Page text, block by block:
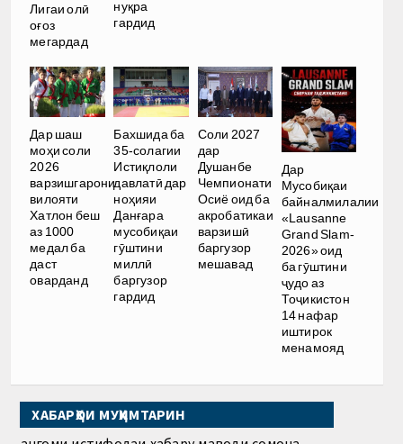
Лигаи олӣ
оғоз
мегардад
нуқра
гардид
Дар шаш
моҳи соли
2026
варзишгарони
вилояти
Хатлон беш
аз 1000
медал ба
даст
оварданд
Бахшида ба
35-солагии
Истиқлоли
давлатӣ дар
ноҳияи
Данғара
мусобиқаи
гӯштини
миллӣ
баргузор
гардид
Соли 2027
дар
Душанбе
Чемпионати
Осиё оид ба
акробатикаи
варзишӣ
баргузор
мешавад
Дар
Мусобиқаи
байналмилалии
«Lausanne
Grand Slam-
2026» оид
ба гӯштини
ҷудо аз
Тоҷикистон
14 нафар
иштирок
менамояд
ХАБАРҲОИ МУҲИМТАРИН